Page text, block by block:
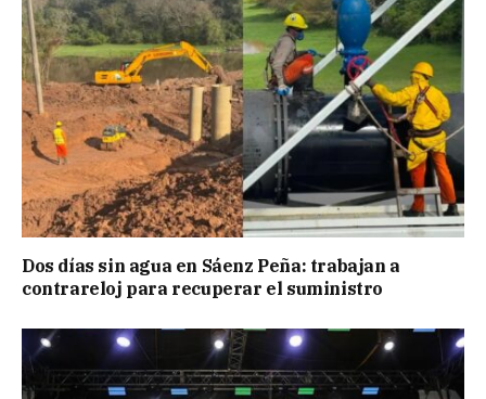
Dos días sin agua en Sáenz Peña: trabajan a
contrareloj para recuperar el suministro